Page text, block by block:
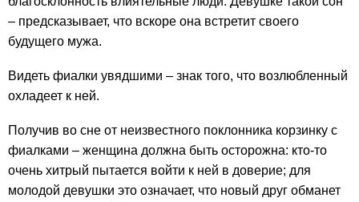
– предсказывает, что вскоре она встретит своего
будущего мужа.
Видеть фиалки увядшими – знак того, что возлюбленный
охладеет к ней.
Получив во сне от неизвестного поклонника корзинку с
фиалками – женщина должна быть осторожна: кто-то
очень хитрый пытается войти к ней в доверие; для
молодой девушки это означает, что новый друг обманет